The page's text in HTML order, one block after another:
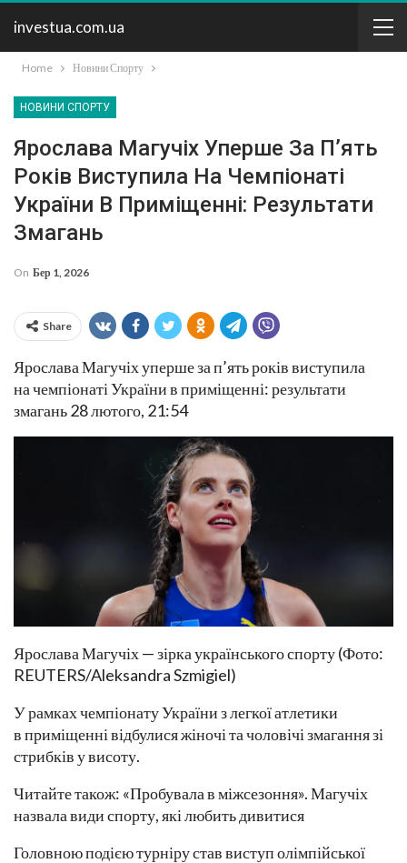
investua.com.ua
Home Новини Спорту
НОВИНИ СПОРТУ
Ярослава Магучіх Уперше За П’ять
Років Виступила На Чемпіонаті
України В Приміщенні: Результати
Змагань
On Бер 1, 2026
Share
Ярослава Магучіх уперше за п’ять років виступила
на чемпіонаті України в приміщенні: результати
змагань 28 лютого, 21:54
Ярослава Магучіх — зірка українського спорту (Фото:
REUTERS/Aleksandra Szmigiel)
У рамках чемпіонату України з легкої атлетики
в приміщенні відбулися жіночі та чоловічі змагання зі
стрибків у висоту.
Читайте також: «Пробувала в міжсезоння». Магучіх
назвала види спорту, які любить дивитися
Головною подією турніру став виступ олімпійської